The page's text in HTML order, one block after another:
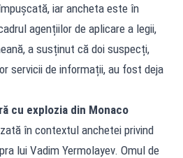
iar ancheta este în
agențiilor de aplicare a legii,
a susținut că doi suspecți,
servicii de informații, au fost deja
cu explozia din Monaco
în contextul anchetei privind
lui Vadim Yermolayev. Omul de